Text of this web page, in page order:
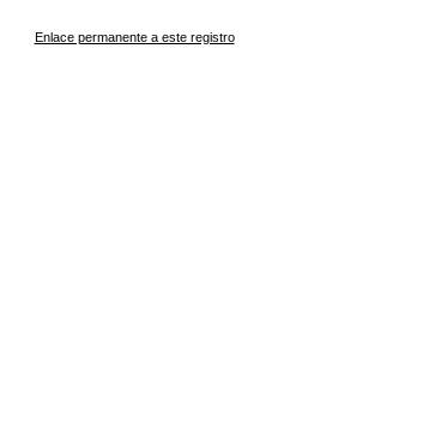
Enlace permanente a este registro